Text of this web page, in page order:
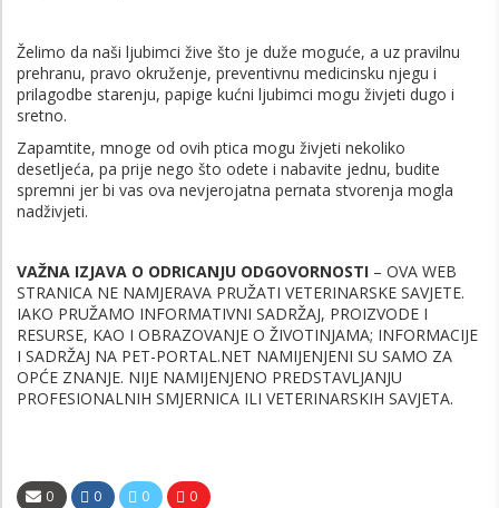
Želimo da naši ljubimci žive što je duže moguće, a uz pravilnu
prehranu, pravo okruženje, preventivnu medicinsku njegu i
prilagodbe starenju, papige kućni ljubimci mogu živjeti dugo i
sretno.
Zapamtite, mnoge od ovih ptica mogu živjeti nekoliko
desetljeća, pa prije nego što odete i nabavite jednu, budite
spremni jer bi vas ova nevjerojatna pernata stvorenja mogla
nadživjeti.
VAŽNA IZJAVA O ODRICANJU ODGOVORNOSTI – OVA WEB
STRANICA NE NAMJERAVA PRUŽATI VETERINARSKE SAVJETE.
IAKO PRUŽAMO INFORMATIVNI SADRŽAJ, PROIZVODE I
RESURSE, KAO I OBRAZOVANJE O ŽIVOTINJAMA; INFORMACIJE
I SADRŽAJ NA PET-PORTAL.NET NAMIJENJENI SU SAMO ZA
OPĆE ZNANJE. NIJE NAMIJENJENO PREDSTAVLJANJU
PROFESIONALNIH SMJERNICA ILI VETERINARSKIH SAVJETA.
0 0 0 0